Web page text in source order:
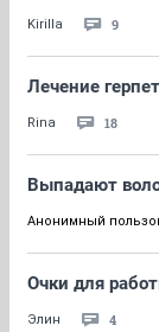
Kirilla 9
Лечение
Rina 18
Выпадают
Анонимный
Очки для
Элин 4